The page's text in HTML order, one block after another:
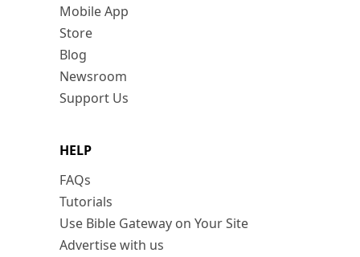
Mobile App
Store
Blog
Newsroom
Support Us
HELP
FAQs
Tutorials
Use Bible Gateway on Your Site
Advertise with us